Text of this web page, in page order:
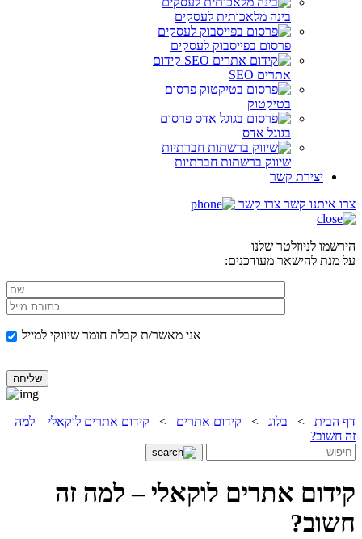
בינה מלאכותית לעסקים
פרסום בפייסבוק לעסקים
קידום
אתרים SEO
פרסום
בטיקטוק
פרסום
בגוגל אדס
שיווק ברשתות חברתיות
יצירת קשר
צרו איתנו קשר צרו קשר
הירשמו לניוזלטר שלנו
על מנת להישאר מעודכנים:
אני מאשר/ת קבלת חומר שיווקי למייל
דף הבית > בלוג > קידום אתרים >
קידום אתרים לוקאלי – למה
זה חשוב?
קידום אתרים לוקאלי – למה זה
חשוב?